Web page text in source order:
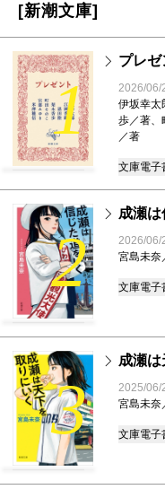
[新潮文庫]
1
プレゼ
2026/06/
伊坂幸太
歩／著、
／著
文庫電子
2
成瀬は
2026/06/
宮島未奈
文庫電子
3
成瀬は
2025/06/
宮島未奈
文庫電子